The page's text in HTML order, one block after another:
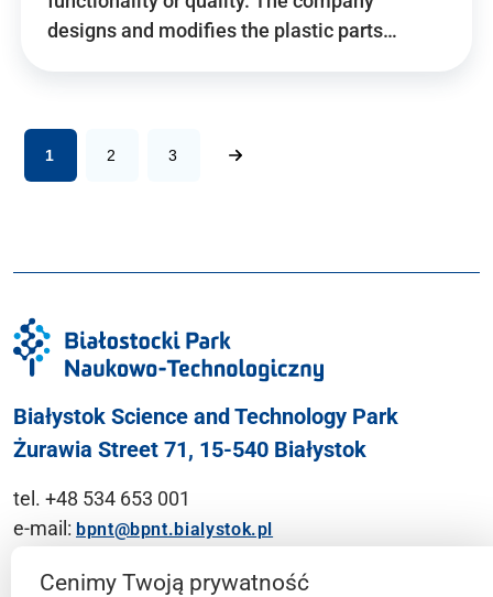
designs and modifies the plastic parts…
1 2 3
Białystok Science and Technology Park
Żurawia Street 71, 15-540 Białystok
tel. +48 534 653 001
e-mail: bpnt@bpnt.bialystok.pl
Contact
Cenimy Twoją prywatność